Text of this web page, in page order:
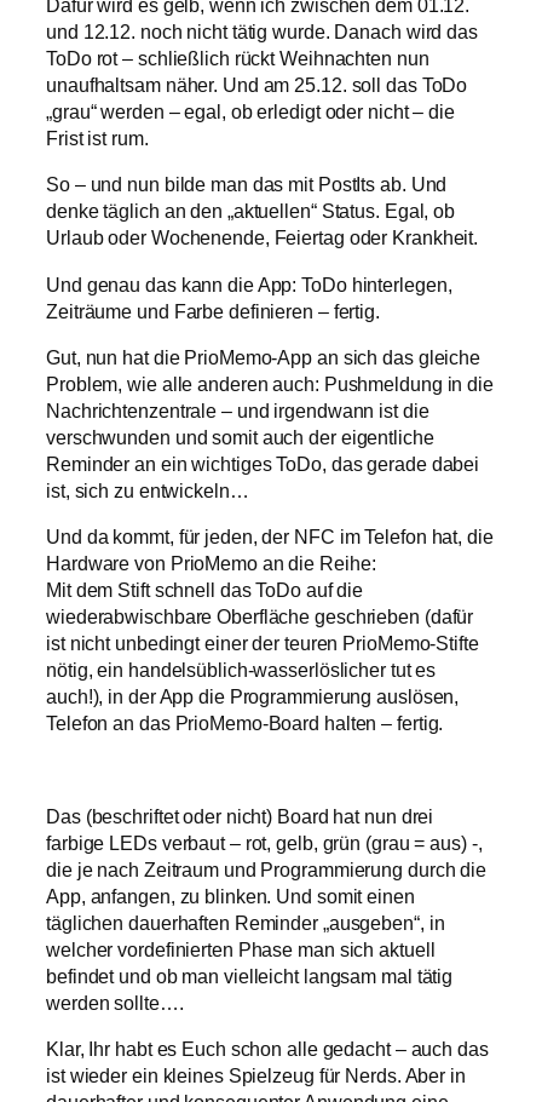
Dafür wird es gelb, wenn ich zwischen dem 01.12.
und 12.12. noch nicht tätig wurde. Danach wird das
ToDo rot – schließlich rückt Weihnachten nun
unaufhaltsam näher. Und am 25.12. soll das ToDo
„grau“ werden – egal, ob erledigt oder nicht – die
Frist ist rum.
So – und nun bilde man das mit PostIts ab. Und
denke täglich an den „aktuellen“ Status. Egal, ob
Urlaub oder Wochenende, Feiertag oder Krankheit.
Und genau das kann die App: ToDo hinterlegen,
Zeiträume und Farbe definieren – fertig.
Gut, nun hat die PrioMemo-App an sich das gleiche
Problem, wie alle anderen auch: Pushmeldung in die
Nachrichtenzentrale – und irgendwann ist die
verschwunden und somit auch der eigentliche
Reminder an ein wichtiges ToDo, das gerade dabei
ist, sich zu entwickeln…
Und da kommt, für jeden, der NFC im Telefon hat, die
Hardware von PrioMemo an die Reihe:
Mit dem Stift schnell das ToDo auf die
wiederabwischbare Oberfläche geschrieben (dafür
ist nicht unbedingt einer der teuren PrioMemo-Stifte
nötig, ein handelsüblich-wasserlöslicher tut es
auch!), in der App die Programmierung auslösen,
Telefon an das PrioMemo-Board halten – fertig.
Das (beschriftet oder nicht) Board hat nun drei
farbige LEDs verbaut – rot, gelb, grün (grau = aus) -,
die je nach Zeitraum und Programmierung durch die
App, anfangen, zu blinken. Und somit einen
täglichen dauerhaften Reminder „ausgeben“, in
welcher vordefinierten Phase man sich aktuell
befindet und ob man vielleicht langsam mal tätig
werden sollte….
Klar, Ihr habt es Euch schon alle gedacht – auch das
ist wieder ein kleines Spielzeug für Nerds. Aber in